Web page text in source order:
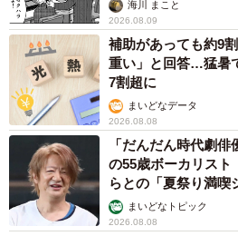
海川 まこと
2026.08.09
補助があっても約9
重い」と回答…猛暑
7割超に
まいどなデータ
2026.08.08
「だんだん時代劇
の55歳ボーカリス
らとの「夏祭り満喫
まいどなトピック
2026.08.08